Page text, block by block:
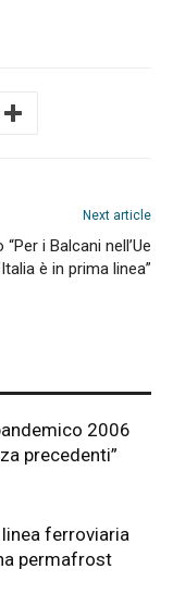
Next article
“Per i Balcani nell’Ue
è in prima linea”
2006
precedenti”
ferroviaria
permafrost